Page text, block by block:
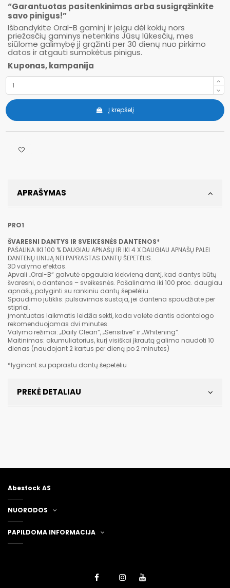
“Garantuotas pasitenkinimas arba susigrąžinkite
savo pinigus!”
Išbandykite Oral-B gaminį ir jeigu dėl kokių nors
priežasčių gaminys netenkins Jūsų lūkesčių, mes
siūlome galimybę jį grąžinti per 30 dienų nuo pirkimo
datos ir atgauti sumokėtus pinigus.
Kuponas,kampanija
Į krepšelį
APRAŠYMAS
PRO1
ŠVARESNI DANTYS IR SVEIKESNĖS DANTENOS*
PAŠALINA IKI 100 % DAUGIAU APNAŠŲ IR IKI 4 X DAUGIAU APNAŠŲ PALEI
DANTENŲ LINIJĄ NEI PAPRASTAS DANTŲ ŠEPETĖLIS.
3D valymo efektas.
Apvali „Oral-B“ galvutė apgaubia kiekvieną dantį, kad dantys būtų
švaresni, o dantenos – sveikesnės. Pašalinama iki 100 proc. daugiau
apnašų, palyginti su rankiniu dantų šepetėliu.
Spaudimo jutiklis: pulsavimas sustoja, jei dantena spaudžiate per
stiprial.
Įmontuotas laikmatis leidžia sekti, kada valėte dantis odontologo
rekomenduojamas dvi minutes.
Valymo režimai: „Daily Clean“, „Sensitive“ ir „Whitening“.
Maitinimas: akumuliatorius, kurį visiškai įkrautą galima naudoti 10
dienas (naudojant 2 kartus per dieną po 2 minutes)
*lyginant su paprastu dantų šepetėliu
PREKĖ DETALIAU
Abestock AS
NUORODOS
PAPILDOMA INFORMACIJA